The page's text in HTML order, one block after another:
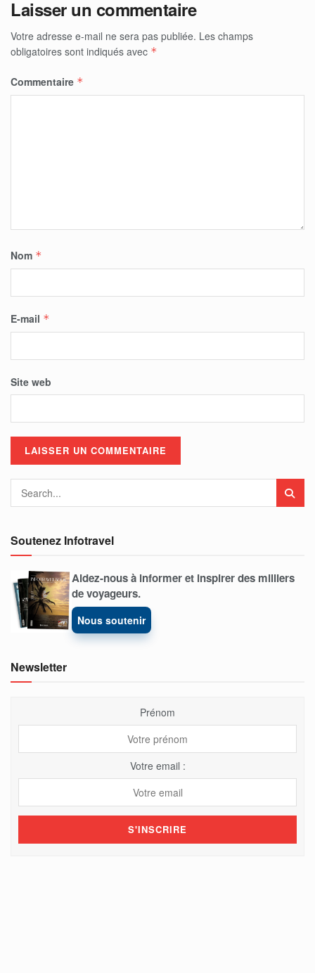
Laisser un commentaire
Votre adresse e-mail ne sera pas publiée. Les champs
obligatoires sont indiqués avec *
Commentaire *
Nom *
E-mail *
Site web
Soutenez Infotravel
Aidez-nous à informer et inspirer des milliers
de voyageurs.
Nous soutenir
Newsletter
Prénom
Votre email :